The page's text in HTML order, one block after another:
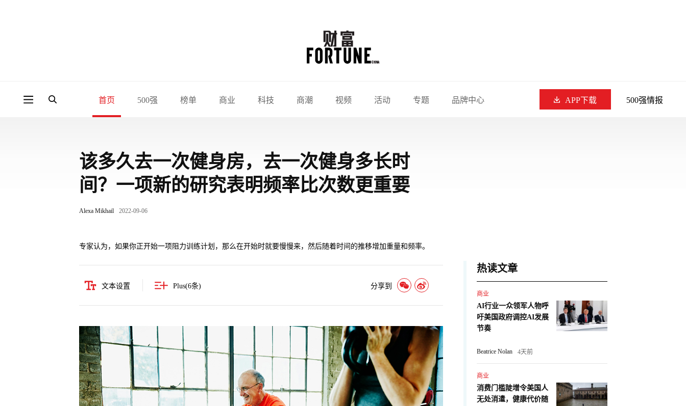
首页 500强 榜单 商业 科技 商潮 视频 活动 专题 品牌中心 APP下载 500强情报
该多久去一次健身房，去一次健身多长时
间？一项新的研究表明频率比次数更重要
Alexa Mikhail 2022-09-06
专家认为，如果你正开始一项阻力训练计划，那么在开始时就要慢慢来，然后随着时间的推移增加重量和频率。
文本设置 Plus(6条) 分享到
热读文章
商业
AI行业一众领军人物呼
吁美国政府调控AI发展
节奏
Beatrice Nolan 4天前
商业
消费门槛陡增令美国人
无处消遣，健康代价随